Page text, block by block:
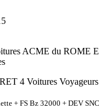
ACME du ROME
4 Voitures
+ FS Bz 32000 + DEV